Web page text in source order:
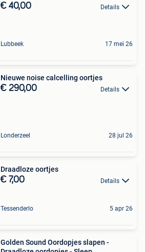
€ 40,00 Details
Lubbeek 17 mei 26
Nieuwe noise calcelling oortjes
€ 290,00 Details
Londerzeel 28 jul 26
Draadloze oortjes
€ 7,00 Details
Tessenderlo 5 apr 26
Golden Sound Oordopjes slapen -